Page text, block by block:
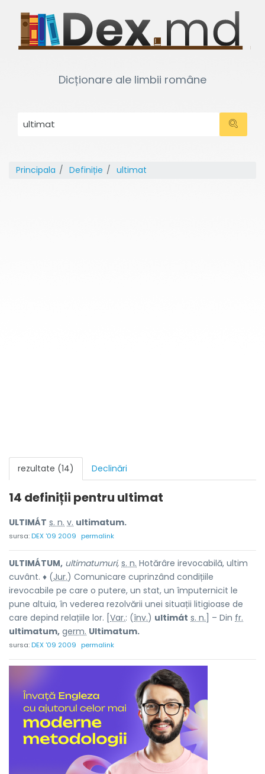
Dicționare ale limbii române
Principala Definiție ultimat
rezultate (14) Declinări
14 definiții pentru ultimat
ULTIMÁT s. n. v. ultimatum.
sursa:DEX '09 2009 permalink
ULTIMÁTUM, ultimatumuri, s. n. Hotărâre irevocabilă, ultim
cuvânt. ♦ (Jur.) Comunicare cuprinzând condițiile
irevocabile pe care o putere, un stat, un împuternicit le
pune altuia, în vederea rezolvării unei situații litigioase de
care depind relațiile lor. [ Var.: (înv.) ultimát s. n. ] – Din fr.
ultimatum, germ. Ultimatum.
sursa:DEX '09 2009 permalink